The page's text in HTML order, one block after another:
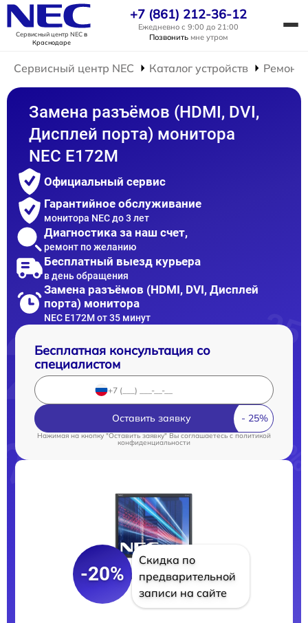
Сервисный центр NECв
Краснодаре
+7 (861) 212-36-12
Ежедневно с 9:00 до 21:00
Позвонить мне утром
Сервисный центр NEC Каталог устройств Ремонт
Замена разъёмов (HDMI, DVI,
Дисплей порта) монитора
NEC E172M
Официальный сервис
Гарантийное обслуживание
монитора NEC до 3 лет
Диагностика за наш счет,
ремонт по желанию
Бесплатный выезд курьера
в день обращения
Замена разъёмов (HDMI, DVI, Дисплей
порта) монитора
NEC E172M от 35 минут
Бесплатная консультация со
специалистом
Оставить заявку
Нажимая на кнопку "Оставить заявку" Вы соглашаетесь cполитикой
конфиденциальности
-20%
Скидка по
предварительной
записи на сайте